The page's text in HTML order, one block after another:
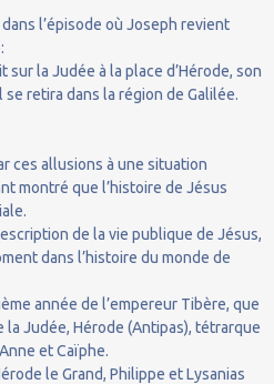
l’épisode où Joseph revient
la Judée à la place d’Hérode, son
se retira dans la région de Galilée.
ces allusions à une situation
montré que l’histoire de Jésus
de la vie publique de Jésus,
dans l’histoire du monde de
année de l’empereur Tibère, que
Judée, Hérode (Antipas), tétrarque
et Caïphe.
le Grand, Philippe et Lysanias